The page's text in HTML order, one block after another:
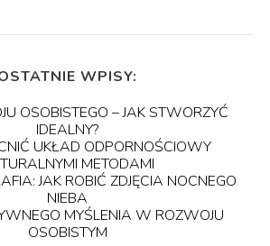
WPISY:
OSOBISTEGO – JAK STWORZYĆ
IDEALNY?
UKŁAD ODPORNOŚCIOWY
METODAMI
JAK ROBIĆ ZDJĘCIA NOCNEGO
NIEBA
MYŚLENIA W ROZWOJU
OSOBISTYM